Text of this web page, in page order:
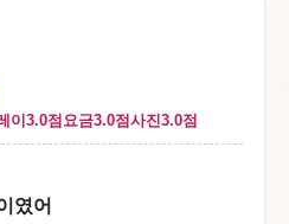
이 3.0점 요금3.0점 사진 3.0점
였어